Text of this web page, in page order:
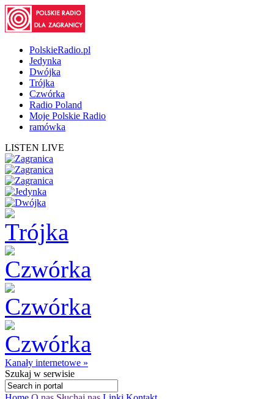
PolskieRadio.pl
Jedynka
Dwójka
Trójka
Czwórka
Radio Poland
Moje Polskie Radio
ramówka
LISTEN LIVE
Kanały internetowe »
Szukaj w serwisie